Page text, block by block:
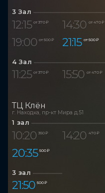
3 Зал
12:15 от 370 ₽ 14:30 от 470 ₽
19:00 от 500 ₽ 21:15 от 500 ₽
4 Зал
11:25 от 370 ₽ 15:50 от 470 ₽
ТЦ Клён
г. Находка, пр-кт Мира д.51
1 зал
10:20 350 ₽ 14:20 470 ₽
20:35 500 ₽
3 зал
21:50 500 ₽